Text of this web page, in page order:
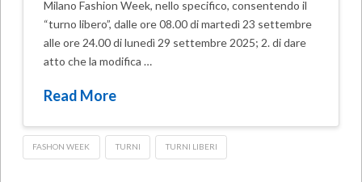
Milano Fashion Week, nello specifico, consentendo il
“turno libero”, dalle ore 08.00 di martedì 23 settembre
alle ore 24.00 di lunedì 29 settembre 2025; 2. di dare
atto che la modifica …
Read More
FASHON WEEK TURNI TURNI LIBERI